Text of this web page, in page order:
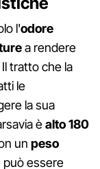
l'odore
a rendere
Il tratto che la
le
la sua
èalto 180
un peso
può essere